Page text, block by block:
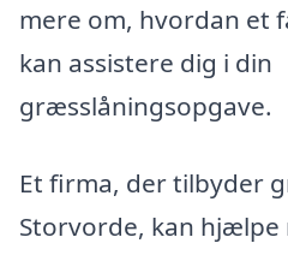
mere om, hvordan et
kan assistere dig i din
græsslåningsopgave.
Et firma, der tilbyder
Storvorde, kan